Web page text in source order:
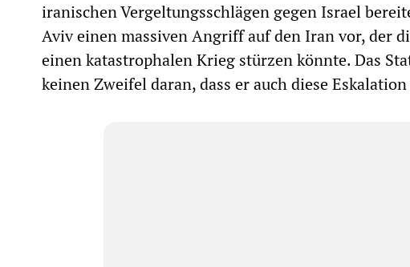
iranischen Vergeltungsschlägen gegen Israel
Aviv einen massiven Angriff auf den Iran vor, der
einen katastrophalen Krieg stürzen könnte. Das
keinen Zweifel daran, dass er auch diese